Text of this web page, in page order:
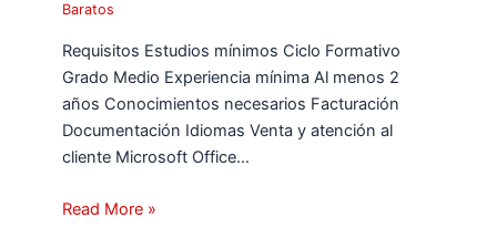
Baratos
Requisitos Estudios mínimos Ciclo Formativo
Grado Medio Experiencia mínima Al menos 2
años Conocimientos necesarios Facturación
Documentación Idiomas Venta y atención al
cliente Microsoft Office…
Read More »